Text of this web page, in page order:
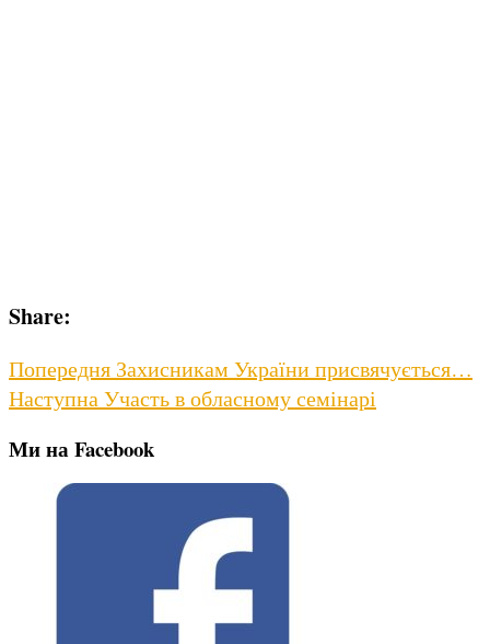
Share:
Навігація
записів
Попередня Previous
post:
Захисникам України присвячується…
НаступнаNext
Участь в обласному семінарі
Ми на Facebook